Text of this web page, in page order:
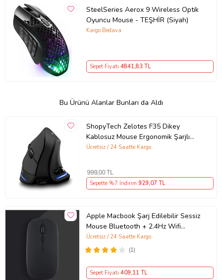
SteelSeries Aerox 9 Wireless Optik
Oyuncu Mouse - TEŞHİR (Siyah)
Kargo Bedava
Sepet Fiyatı 4841,83 TL
Bu Ürünü Alanlar Bunları da Aldı
ShopyTech Zelotes F35 Dikey
Kablosuz Mouse Ergonomik Şarjlı
2.4G 1000/1600/2400 DPI 6 Tuş
Ücretsiz / 24 Saatte Kargo
999,00 TL
Sepette %7 İndirim 929,07 TL
Apple Macbook Şarj Edilebilir Sessiz
Mouse Bluetooth + 2.4Hz Wifi
Kablosuz Mouse Fare (Siyah)
(1)
Ücretsiz / 24 Saatte Kargo
Sepet Fiyatı 409,11 TL